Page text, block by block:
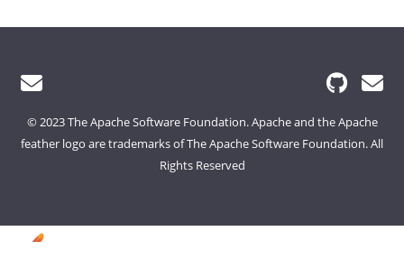
© 2023 The Apache Software Foundation. Apache and the Apache
feather logo are trademarks of The Apache Software Foundation. All
Rights Reserved